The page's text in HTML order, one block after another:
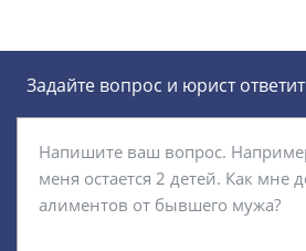
Задайте вопрос и юрист